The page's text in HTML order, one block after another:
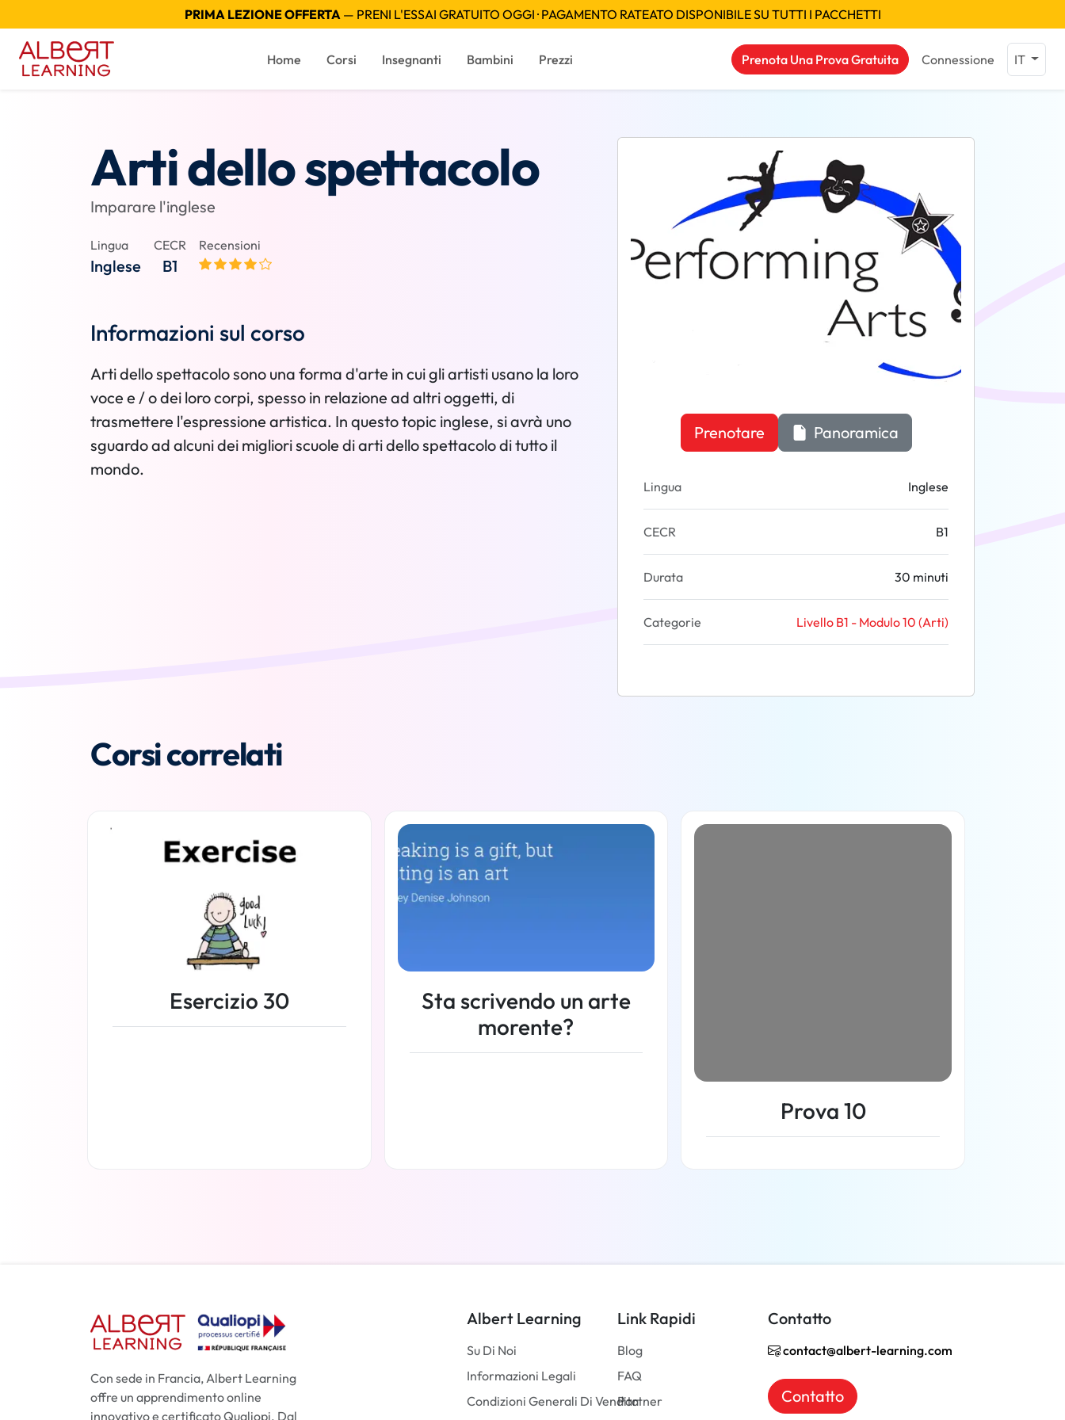
PRIMA LEZIONE OFFERTA— PRENI L'ESSAI GRATUITO OGGI · PAGAMENTO RATEATO DISPONIBILE SU TUTTI I PACCHETTI
Home Corsi Insegnanti Bambini Prezzi Prenota Una Prova Gratuita Connessione IT
Arti dello spettacolo
Imparare l'inglese
Lingua
Inglese
CECR
B1
Recensioni
Informazioni sul corso
Arti dello spettacolo sono una forma d'arte in cui gli artisti usano la loro
voce e / o dei loro corpi, spesso in relazione ad altri oggetti, di
trasmettere l'espressione artistica. In questo topic inglese, si avrà uno
sguardo ad alcuni dei migliori scuole di arti dello spettacolo di tutto il
mondo.
Prenotare Panoramica
Lingua Inglese
CECR B1
Durata 30 minuti
Categorie Livello B1 - Modulo 10 (Arti)
Corsi correlati
Esercizio 30
Sta scrivendo un arte
morente?
Prova 10
Con sede in Francia, Albert Learning
offre un apprendimento online
innovativo e certificato Qualiopi. Dal
Albert Learning
Su Di Noi
Informazioni Legali
Condizioni Generali Di Vendita
Link Rapidi
Blog
FAQ
Partner
Contatto
contact@albert-learning.com
Contatto